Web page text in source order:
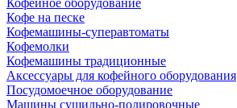
Кофейное оборудование
Кофе на песке
Кофемашины-суперавтоматы
Кофемолки
Кофемашины традиционные
Аксессуары для кофейного оборудования
Посудомоечное оборудование
Машины сушильно-полировочные